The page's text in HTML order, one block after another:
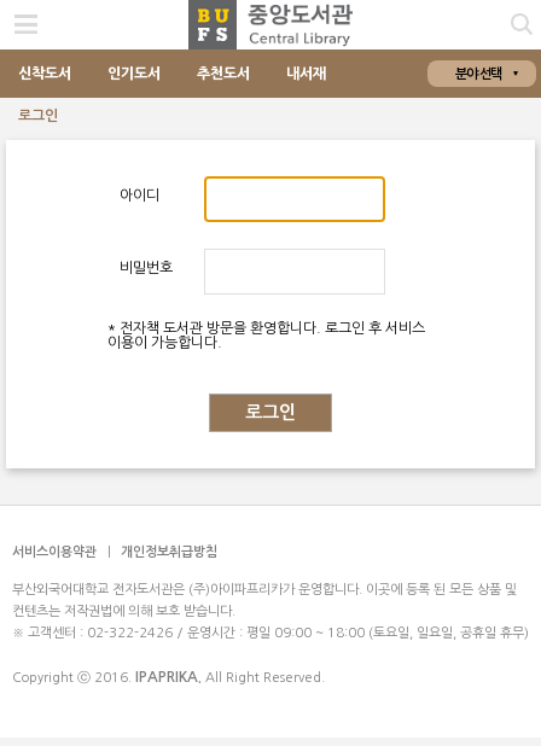
신착도서 인기도서 추천도서 내서재 분야 선택
로그인
아이디
비밀번호
* 전자책 도서관 방문을 환영합니다. 로그인 후 서비스
이용이 가능합니다.
로그인
서비스이용약관 개인정보취급방침
부산외국어대학교 전자도서관은 (주)아이파프리카가 운영합니다. 이곳에 등록 된 모든 상품 및
컨텐츠는 저작권법에 의해 보호 받습니다.
※ 고객센터 : 02-322-2426 / 운영시간 : 평일 09:00 ~ 18:00 (토요일, 일요일, 공휴일 휴무)
Copyright ⓒ 2016. IPAPRIKA. All Right Reserved.